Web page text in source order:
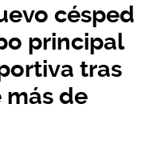
césped
principal
tras
más de